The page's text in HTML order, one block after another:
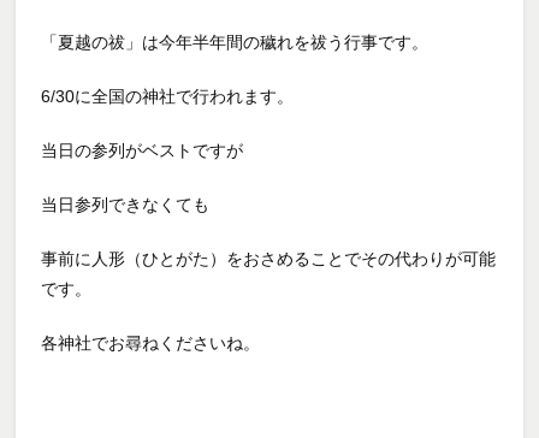
「夏越の祓」は今年半年間の穢れを祓う行事です。
6/30に全国の神社で行われます。
当日の参列がベストですが
当日参列できなくても
事前に人形（ひとがた）をおさめることでその代わりが可能
です。
各神社でお尋ねくださいね。